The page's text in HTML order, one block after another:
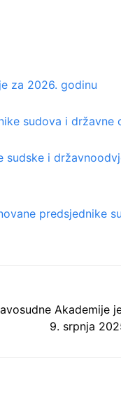
za 2026. godinu
sudova i
sudske i
predsjednike
Akademije
9. srpnja